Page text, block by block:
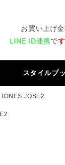
お買い上げ
LINE ID連携で
スタイルブ
JOSE2